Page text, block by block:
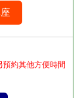
約其他方便時間